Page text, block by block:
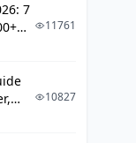
7
11761
10827